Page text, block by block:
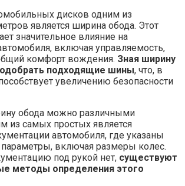
дисков одним из
является ширина обода. Этот
значительное влияние на
включая управляемость,
комфорт вождения. Зная ширину
подходящие шины, что, в
увеличению безопасности
обода можно различными
из самых простых является
автомобиля, где указаны
параметры, включая размеры колес.
под рукой нет, существуют
методы определения этого